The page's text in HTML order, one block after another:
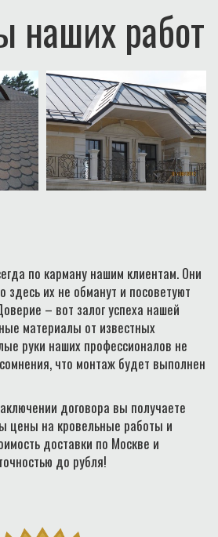
наших работ
по карману нашим клиентам. Они
здесь их не обманут и посоветуют
– вот залог успеха нашей
материалы от известных
руки наших профессионалов не
что монтаж будет выполнен
договора вы получаете
цены на кровельные работы и
доставки по Москве и
до рубля!